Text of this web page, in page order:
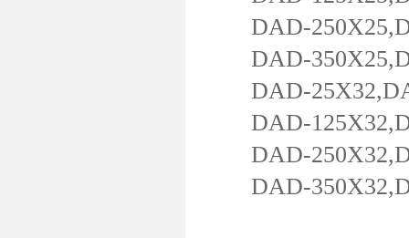
DAD-
DAD-
DAD-
DAD-
DAD-
DAD-